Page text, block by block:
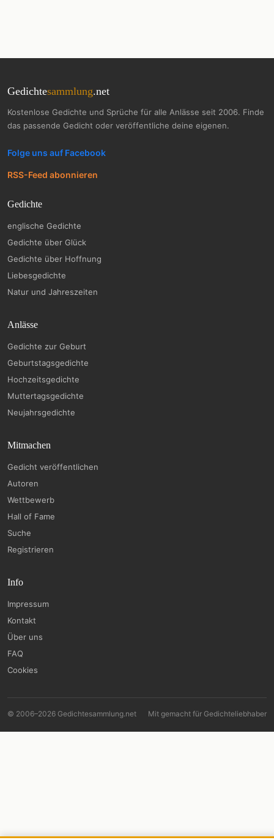
Gedichtesammlung.net
Kostenlose Gedichte und Sprüche für alle Anlässe seit 2006. Finde
das passende Gedicht oder veröffentliche deine eigenen.
Folge uns auf Facebook
RSS-Feed abonnieren
Gedichte
englische Gedichte
Gedichte über Glück
Gedichte über Hoffnung
Liebesgedichte
Natur und Jahreszeiten
Anlässe
Gedichte zur Geburt
Geburtstagsgedichte
Hochzeitsgedichte
Muttertagsgedichte
Neujahrsgedichte
Mitmachen
Gedicht veröffentlichen
Autoren
Wettbewerb
Hall of Fame
Suche
Registrieren
Info
Impressum
Kontakt
Über uns
FAQ
Cookies
© 2006–2026 Gedichtesammlung.net Mit gemacht für Gedichteliebhaber